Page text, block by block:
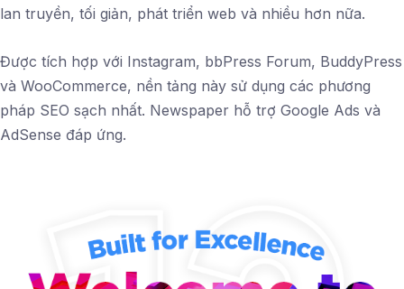
lan truyền, tối giản, phát triển web và nhiều hơn nữa.
Được tích hợp với Instagram, bbPress Forum, BuddyPress
và WooCommerce, nền tảng này sử dụng các phương
pháp SEO sạch nhất. Newspaper hỗ trợ Google Ads và
AdSense đáp ứng.